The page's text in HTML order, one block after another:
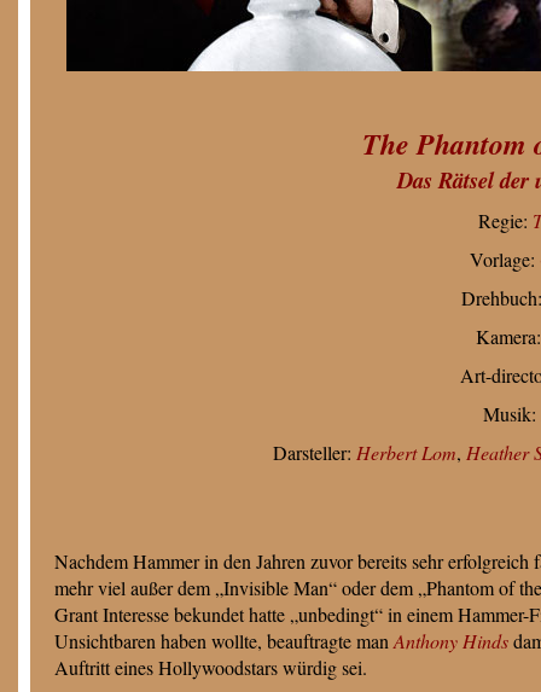
The Phantom
Das Rätsel
Regie:
Vorlage:
Art-
Musik:
Darsteller: Herbert Lom, Heather
Nachdem Hammer in den Jahren zuvor bereits sehr
mehr viel außer dem „Invisible Man“ oder dem „Phantom of
Grant Interesse bekundet hatte „unbedingt“ in einem
Unsichtbaren haben wollte, beauftragte man Anthony Hinds
Auftritt eines Hollywoodstars würdig sei.